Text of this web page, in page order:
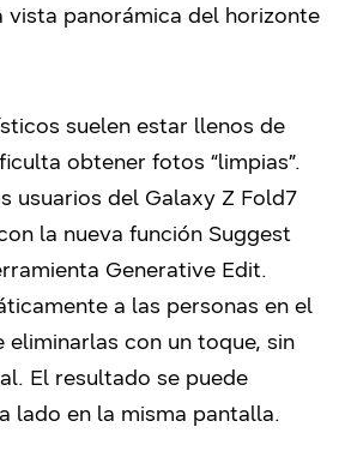
vista panorámica del horizonte
suelen estar llenos de
obtener fotos “limpias”.
usuarios del Galaxy Z Fold7
la nueva función Suggest
Generative Edit.
a las personas en el
con un toque, sin
El resultado se puede
lado en la misma pantalla.